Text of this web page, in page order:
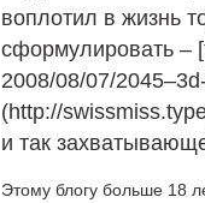
воплотил в жизнь
сформулировать –
2008/08/07/
(http://
и так
Этому блогу больше 18